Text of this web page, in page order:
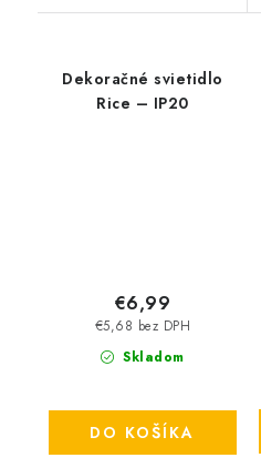
Dekoračné svietidlo
Rice – IP20
Skladom
€5,68 bez DPH
€6,99
DO KOŠÍKA